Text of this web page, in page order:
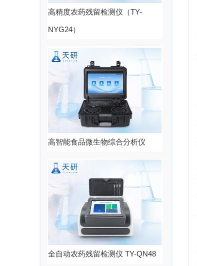
高精度农药残留检测仪（TY-
NYG24）
高智能食品微生物综合分析仪
全自动农药残留检测仪 TY-QN48